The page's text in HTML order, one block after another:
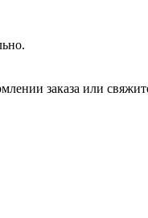
заказа или